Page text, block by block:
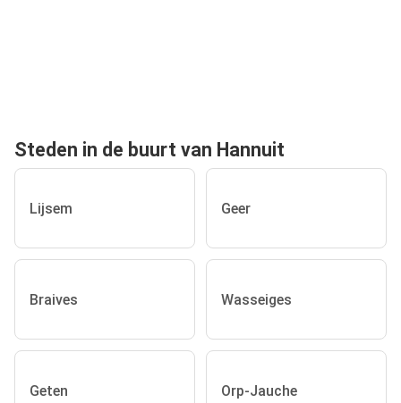
Steden in de buurt van Hannuit
Lijsem Geer
Braives Wasseiges
Geten Orp-Jauche